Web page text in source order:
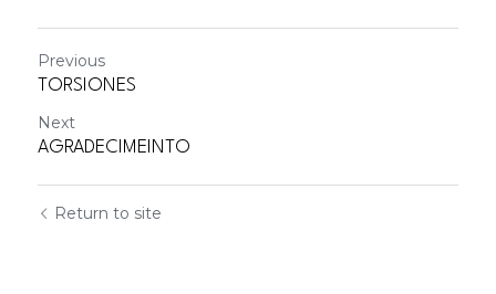
Previous
TORSIONES
Next
AGRADECIMEINTO
Return to site